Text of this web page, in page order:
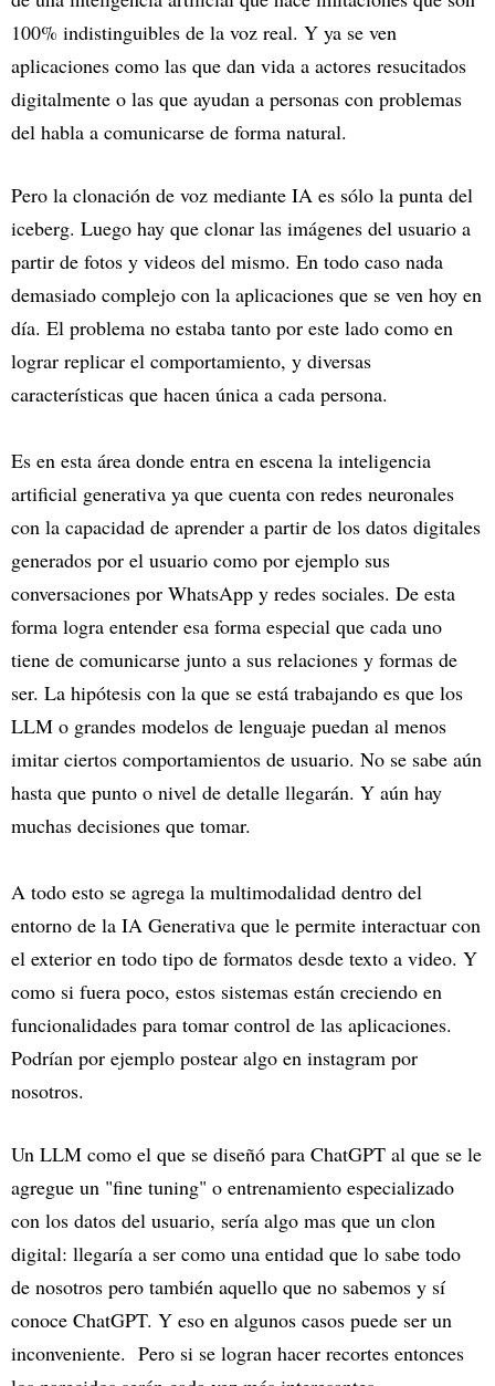
100% indistinguibles de la voz real. Y ya se ven
aplicaciones como las que dan vida a actores resucitados
digitalmente o las que ayudan a personas con problemas
del habla a comunicarse de forma natural.
Pero la clonación de voz mediante IA es sólo la punta del
iceberg. Luego hay que clonar las imágenes del usuario a
partir de fotos y videos del mismo. En todo caso nada
demasiado complejo con la aplicaciones que se ven hoy en
día. El problema no estaba tanto por este lado como en
lograr replicar el comportamiento, y diversas
características que hacen única a cada persona.
Es en esta área donde entra en escena la inteligencia
artificial generativa ya que cuenta con redes neuronales
con la capacidad de aprender a partir de los datos digitales
generados por el usuario como por ejemplo sus
conversaciones por WhatsApp y redes sociales. De esta
forma logra entender esa forma especial que cada uno
tiene de comunicarse junto a sus relaciones y formas de
ser. La hipótesis con la que se está trabajando es que los
LLM o grandes modelos de lenguaje puedan al menos
imitar ciertos comportamientos de usuario. No se sabe aún
hasta que punto o nivel de detalle llegarán. Y aún hay
muchas decisiones que tomar.
A todo esto se agrega la multimodalidad dentro del
entorno de la IA Generativa que le permite interactuar con
el exterior en todo tipo de formatos desde texto a video. Y
como si fuera poco, estos sistemas están creciendo en
funcionalidades para tomar control de las aplicaciones.
Podrían por ejemplo postear algo en instagram por
nosotros.
Un LLM como el que se diseñó para ChatGPT al que se le
agregue un "fine tuning" o entrenamiento especializado
con los datos del usuario, sería algo mas que un clon
digital: llegaría a ser como una entidad que lo sabe todo
de nosotros pero también aquello que no sabemos y sí
conoce ChatGPT. Y eso en algunos casos puede ser un
inconveniente. Pero si se logran hacer recortes entonces